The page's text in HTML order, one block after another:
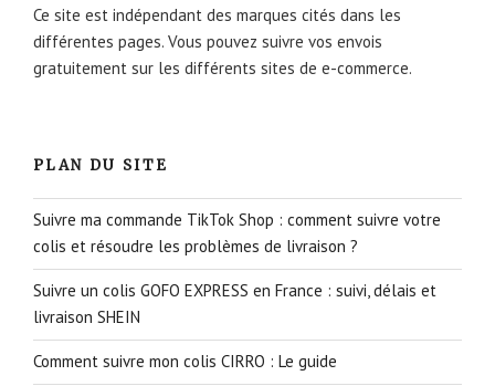
Ce site est indépendant des marques cités dans les
différentes pages. Vous pouvez suivre vos envois
gratuitement sur les différents sites de e-commerce.
PLAN DU SITE
Suivre ma commande TikTok Shop : comment suivre votre
colis et résoudre les problèmes de livraison ?
Suivre un colis GOFO EXPRESS en France : suivi, délais et
livraison SHEIN
Comment suivre mon colis CIRRO : Le guide